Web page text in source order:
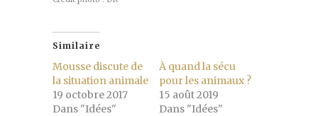
Similaire
Mousse discute de
la situation animale
19 octobre 2017
Dans "Idées"
À quand la sécu
pour les animaux ?
15 août 2019
Dans "Idées"